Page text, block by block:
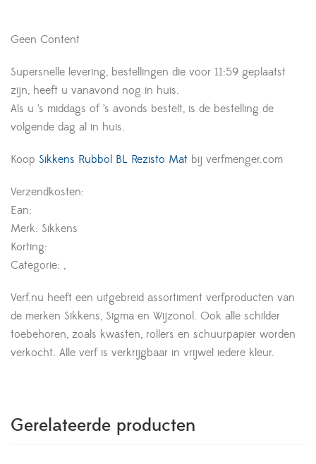
Geen Content
Supersnelle levering, bestellingen die voor 11:59 geplaatst
zijn, heeft u vanavond nog in huis.
Als u ’s middags of ’s avonds bestelt, is de bestelling de
volgende dag al in huis.
Koop Sikkens Rubbol BL Rezisto Mat bij verfmenger.com
Verzendkosten:
Ean:
Merk: Sikkens
Korting:
Categorie: ,
Verf.nu heeft een uitgebreid assortiment verfproducten van
de merken Sikkens, Sigma en Wijzonol. Ook alle schilder
toebehoren, zoals kwasten, rollers en schuurpapier worden
verkocht. Alle verf is verkrijgbaar in vrijwel iedere kleur.
Gerelateerde producten